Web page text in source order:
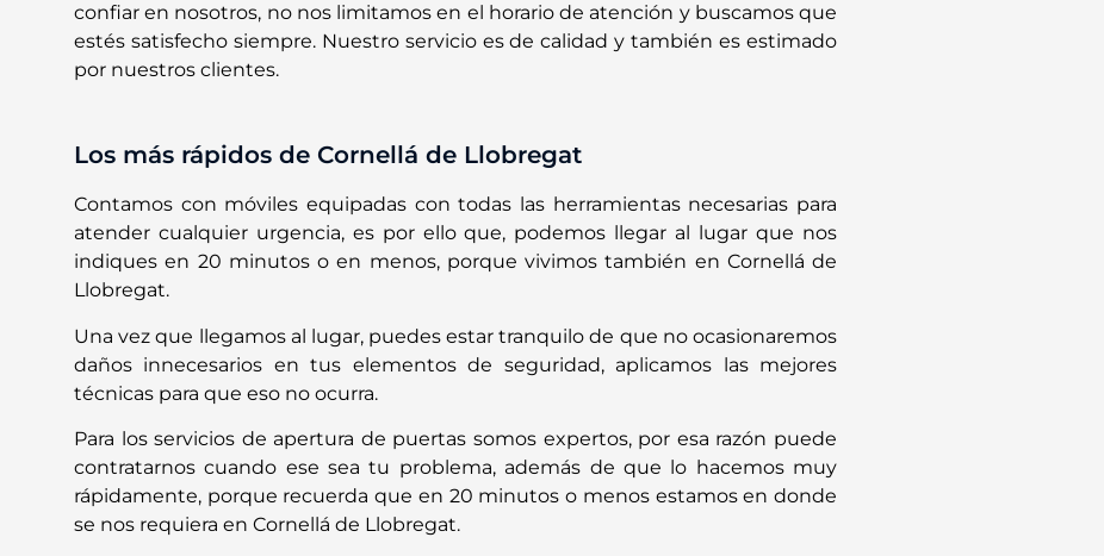
confiar en nosotros, no nos limitamos en el horario de atención y buscamos que
estés satisfecho siempre. Nuestro servicio es de calidad y también es estimado
por nuestros clientes.
Los más rápidos de Cornellá de Llobregat
Contamos con móviles equipadas con todas las herramientas necesarias para
atender cualquier urgencia, es por ello que, podemos llegar al lugar que nos
indiques en 20 minutos o en menos, porque vivimos también en Cornellá de
Llobregat.
Una vez que llegamos al lugar, puedes estar tranquilo de que no ocasionaremos
daños innecesarios en tus elementos de seguridad, aplicamos las mejores
técnicas para que eso no ocurra.
Para los servicios de apertura de puertas somos expertos, por esa razón puede
contratarnos cuando ese sea tu problema, además de que lo hacemos muy
rápidamente, porque recuerda que en 20 minutos o menos estamos en donde
se nos requiera en Cornellá de Llobregat.